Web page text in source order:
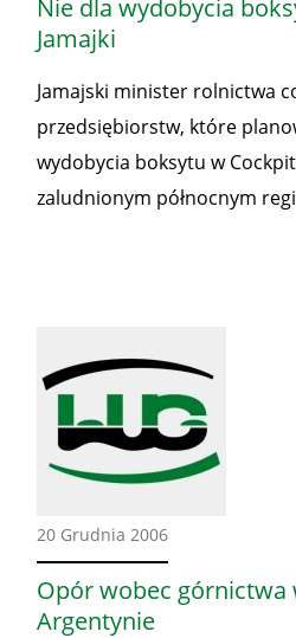
Nie dla wydobycia
Jamajki
Jamajski minister rolnictwa
przedsiębiorstw, które
wydobycia boksytu w
zaludnionym północnym
20 Grudnia 2006Ze
świata
Opór wobec górnictwa
Argentynie